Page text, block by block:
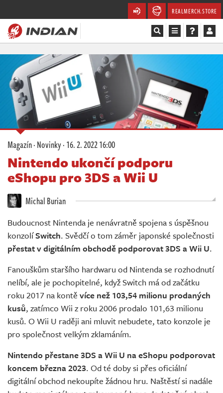
REALMERCH.STORE
Magazín
Recenze
Videa
Soutěže
Databáze
Komunita
Redakce
Živě
Magazín·Novinky·16. 2. 2022 16:00
Nintendo ukončí podporu
eShopu pro 3DS a Wii U
Michal Burian
Budoucnost Nintenda je nenávratně spojena s úspěšnou
konzolíSwitch. Svědčí o tom záměr japonské společnosti
přestat v digitálním obchodě podporovat 3DS a Wii U.
Fanouškům staršího hardwaru od Nintenda se rozhodnutí
nelíbí, ale je pochopitelné, když Switch má od začátku
roku 2017 na kontě více než 103,54 milionu prodaných
kusů, zatímco Wii z roku 2006 prodalo 101,63 milionu
kusů. O Wii U raději ani mluvit nebudete, tato konzole je
pro společnost velkým zklamáním.
Nintendo přestane 3DS a Wii U na eShopu podporovat
koncem března 2023. Od té doby si přes oficiální
digitální obchod nekoupíte žádnou hru. Naštěstí si nadále